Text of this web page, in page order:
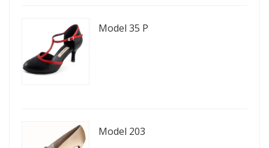
Model 35 P
Model 203